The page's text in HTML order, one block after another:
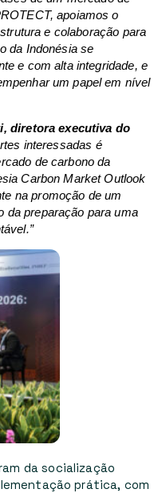
apoiamos o
e colaboração para
da Indonésia se
e com alta integridade, e
um papel em nível
diretora executiva do
interessadas é
de carbono da
Carbon Market Outlook
na promoção de um
da preparação para uma
da socialização
prática, com